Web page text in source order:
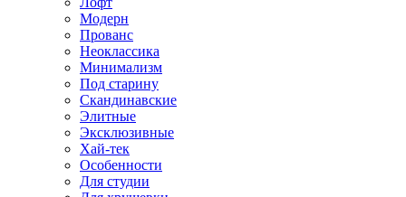
Модерн
Прованс
Неоклассика
Минимализм
Под старину
Скандинавские
Элитные
Эксклюзивные
Хай-тек
Особенности
Для студии